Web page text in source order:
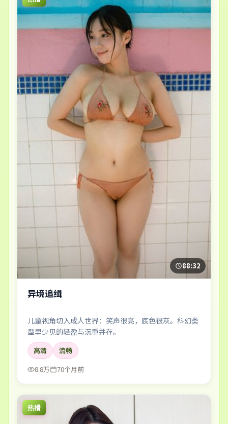
88:32
异境追缉
儿童视角切入成人世界：笑声很亮，底色很灰。科幻类
型里少见的轻盈与沉重并存。
高清
流畅
8.8万
70个月前
热播